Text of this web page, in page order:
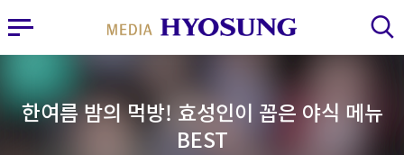
MY FRIEND HYOSUNG
사이드바 열기 검색 레이어 열기
한여름 밤의 먹방! 효성인이 꼽은 야식 메뉴
BEST